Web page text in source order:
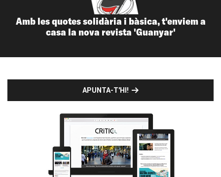
Amb les quotes solidària i bàsica, t'enviem a
casa la nova revista 'Guanyar'
APUNTA-T'HI!